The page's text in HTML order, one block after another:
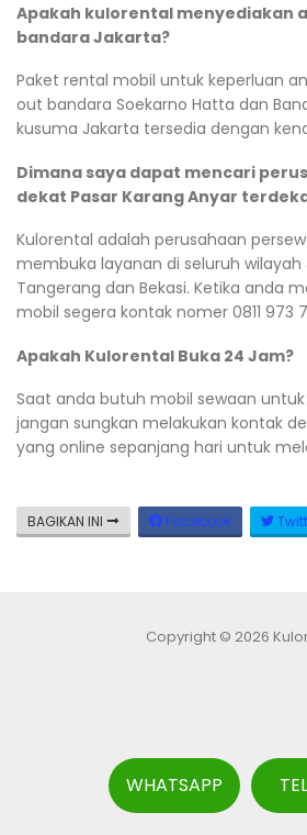
Apakah kulorental menyediakan
bandara Jakarta?
Paket rental mobil untuk keperluan
out bandara Soekarno Hatta dan
kusuma Jakarta tersedia dengan
Dimana saya dapat mencari
dekat Pasar Karang Anyar
Kulorental adalah perusahaan
membuka layanan di seluruh wilayah
Tangerang dan Bekasi. Ketika anda
mobil segera kontak nomer 0811 973
Apakah Kulorental Buka 24 Jam?
Saat anda butuh mobil sewaan
jangan sungkan melakukan kontak
yang online sepanjang hari untuk
BAGIKAN INI Facebook
Copyright © 2026
WHATSAPP